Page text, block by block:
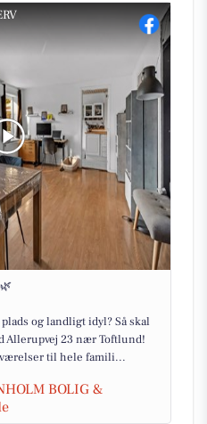
og landligt idyl? Så skal
Allerupvej 23 nær Toftlund!
værelser til hele famili...
BOLIG &